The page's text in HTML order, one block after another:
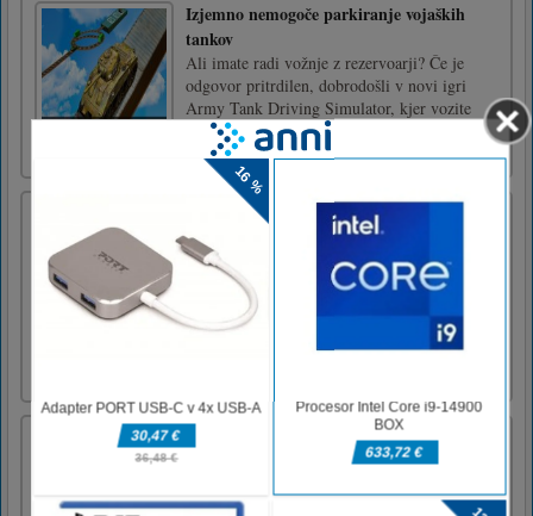
Izjemno nemogoče parkiranje vojaških
tankov
Ali imate radi vožnje z rezervoarji? Če je
odgovor pritrdilen, dobrodošli v novi igri
Army Tank Driving Simulator, kjer vozite
vojaške tanke na nevarnih tirihPritisnite W +
A + S + D za premikanje
Simpatični tovornjaki za otroke
Cute Trucks For Kids Coloring je brezplačna
spletna igra iz žanra spomina in iger
tovornjakov pošasti. Prevrnite ploščice in jih
poskusite uskladiti v parih. Seštejte vse
ploščice za zmago. Poskusite dokončati igro v
čim manj potezah! Obstajajo 4 stopnje. Z
Ljubka pobarvanka za vozila
Uživajte v barvanju prikupnih vozil in
štirikolesnikov in na vseh pobarvankah dobite
nova presenečenja. Vse najboljše!Z miško